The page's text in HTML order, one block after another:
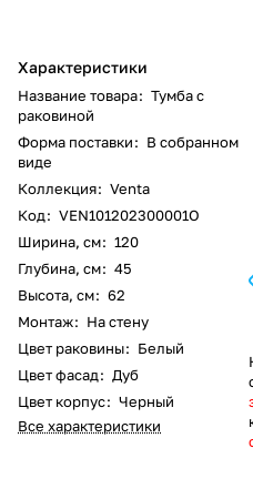
Характеристики
Название товара: Тумба с
раковиной
Форма поставки: В собранном
виде
Коллекция: Venta
Код: VEN101202300001O
Ширина, см: 120
Глубина, см: 45
Высота, см: 62
Монтаж: На стену
Цвет раковины: Белый
Цвет фасад: Дуб
Цвет корпус: Черный
Все характеристики